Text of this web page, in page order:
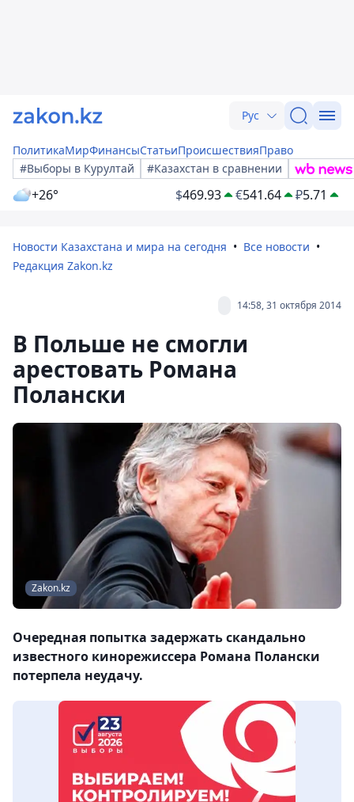
Рус
ПолитикаМирФинансыСтатьиПроисшествияПраво
#Выборы в Курултай
#Казахстан в сравнении
+26° $469.93 €541.64 ₽5.71
Новости Казахстана и мира на сегодня
Все новости
Редакция Zakon.kz
14:58, 31 октября 2014
В Польше не смогли
арестовать Романа
Полански
Zakon.kz
Очередная попытка задержать скандально
известного кинорежиссера Романа Полански
потерпела неудачу.